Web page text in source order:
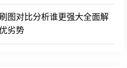
图对比分析谁更强大全面解
劣势